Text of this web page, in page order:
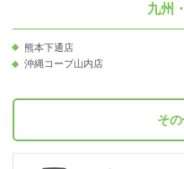
九州
熊本下通店
沖縄コープ山内店
そ